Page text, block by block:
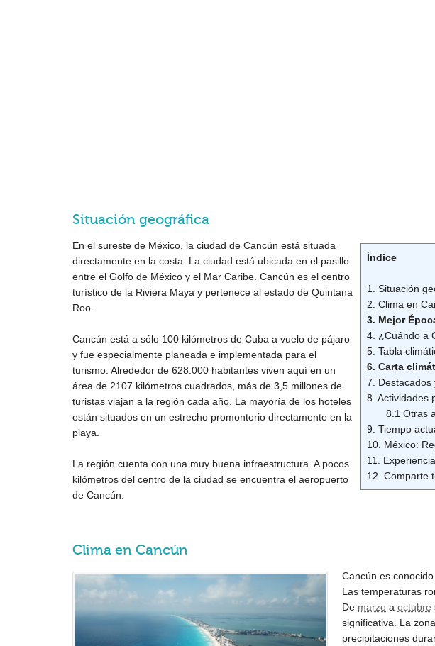
Situación geográfica
Índice
1. Situación
2. Clima en
3. Mejor
4. ¿Cuándo a
5. Tabla
6. Carta
7. Destacados
8. Actividades
8.1 Otras
9. Tiempo
10. México:
11.
12. Comparte
En el sureste de México, la ciudad de Cancún está situada
directamente en la costa. La ciudad está ubicada en el pasillo
entre el Golfo de México y el Mar Caribe. Cancún es el centro
turístico de la Riviera Maya y pertenece al estado de Quintana
Roo.
Cancún está a sólo 100 kilómetros de Cuba a vuelo de pájaro
y fue especialmente planeada e implementada para el
turismo. Alrededor de 628.000 habitantes viven aquí en un
área de 2107 kilómetros cuadrados, más de 3,5 millones de
turistas viajan a la región cada año. La mayoría de los hoteles
están situados en un estrecho promontorio directamente en la
playa.
La región cuenta con una muy buena infraestructura. A pocos
kilómetros del centro de la ciudad se encuentra el aeropuerto
de Cancún.
Clima en Cancún
Cancún es
Las temperaturas
De marzo a octubre
significativa. La
precipitaciones